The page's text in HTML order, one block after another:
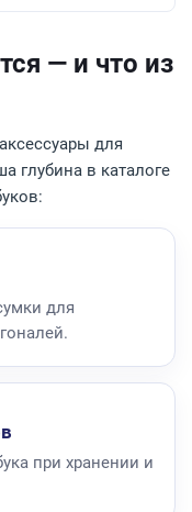
— и что из
для
глубина в каталоге
для
при хранении и